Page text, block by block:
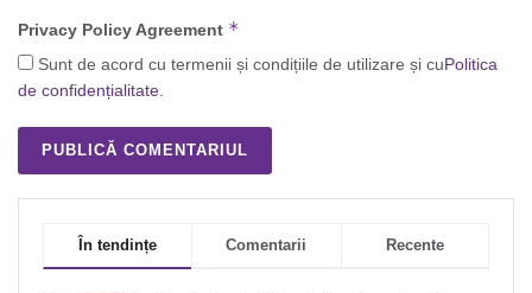
Privacy Policy Agreement *
Sunt de acord cu termenii și condițiile de utilizare și cuPolitica
de confidențialitate.
În tendințe Comentarii Recente